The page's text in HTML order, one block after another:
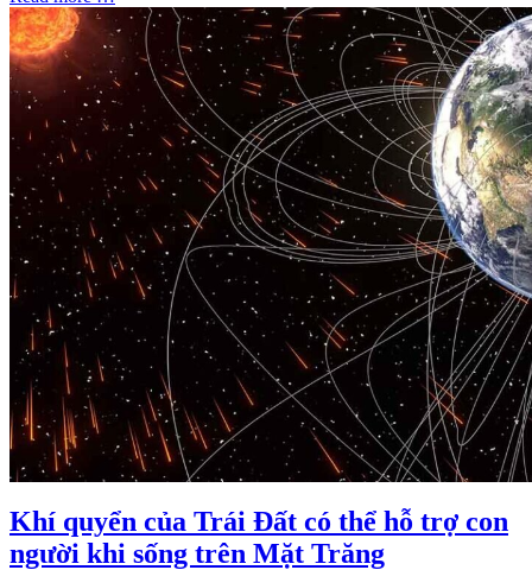
Khí quyển của Trái Đất có thể hỗ trợ con
người khi sống trên Mặt Trăng